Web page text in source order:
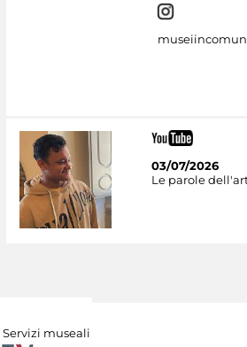
03/07/2026
Le parole
Servizi museali